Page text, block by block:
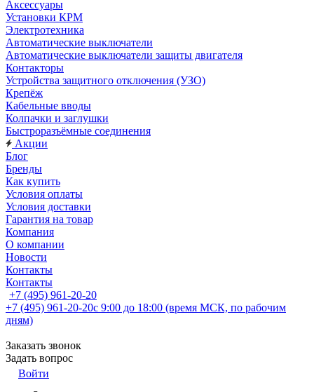
Аксессуары
Установки КРМ
Электротехника
Автоматические выключатели
Автоматические выключатели защиты двигателя
Контакторы
Устройства защитного отключения (УЗО)
Крепёж
Кабельные вводы
Колпачки и заглушки
Быстроразъёмные соединения
Акции
Блог
Бренды
Как купить
Условия оплаты
Условия доставки
Гарантия на товар
Компания
О компании
Новости
Контакты
Контакты
+7 (495) 961-20-20
+7 (495) 961-20-20с 9:00 до 18:00 (время МСК, по рабочим
дням)
Заказать звонок
Задать вопрос
Войти